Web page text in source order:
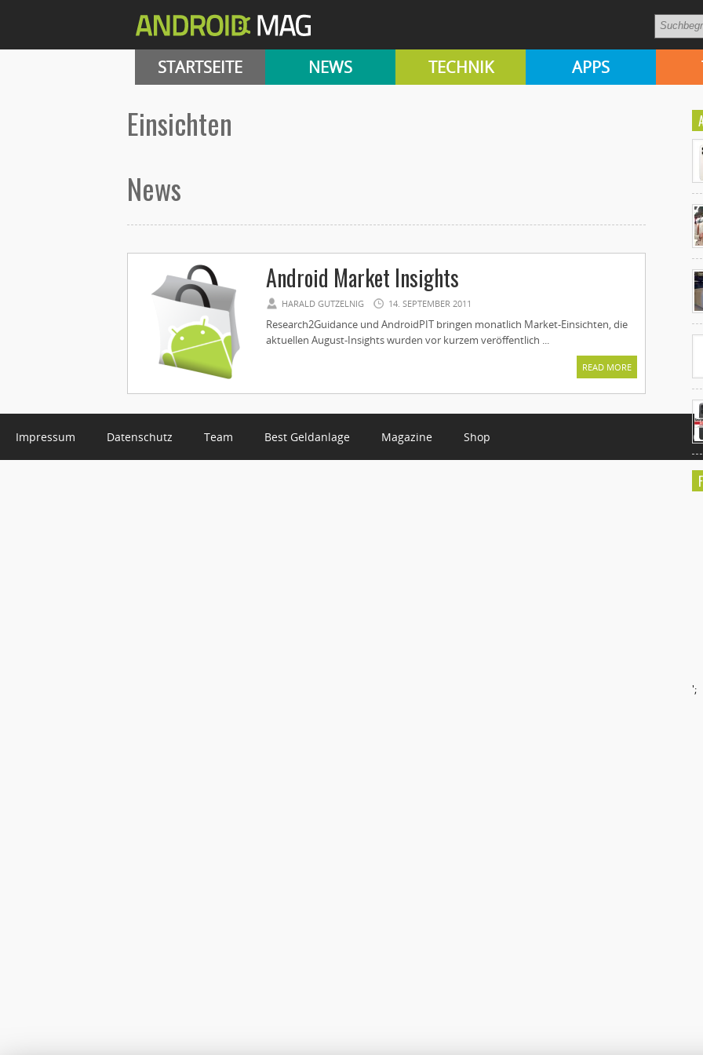
STARTSEITE NEWS TECHNIK APPS
einsichten
News
Android Market Insights
HARALD GUTZELNIG 14. SEPTEMBER 2011
Research2Guidance und AndroidPIT bringen monatlich Market-Einsichten, die
aktuellen August-Insights wurden vor kurzem veröffentlich ...
READ MORE
';
Impressum Datenschutz Team Best Geldanlage Magazine Shop